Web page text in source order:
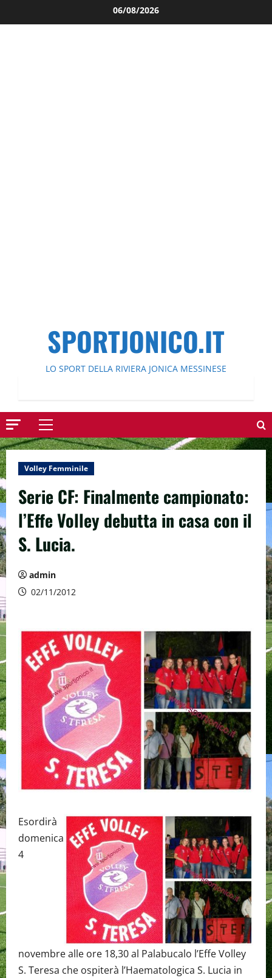
al
06/08/2026
SPORTJONICO.IT
LO SPORT DELLA RIVIERA JONICA MESSINESE
Menu
principale
Volley Femminile
Serie CF: Finalmente campionato:
l’Effe Volley debutta in casa con il
S. Lucia.
admin
02/11/2012
Esordirà
domenica
4
novembre alle ore 18,30 al Palabucalo l’Effe Volley
S. Teresa che ospiterà l’Haematologica S. Lucia in